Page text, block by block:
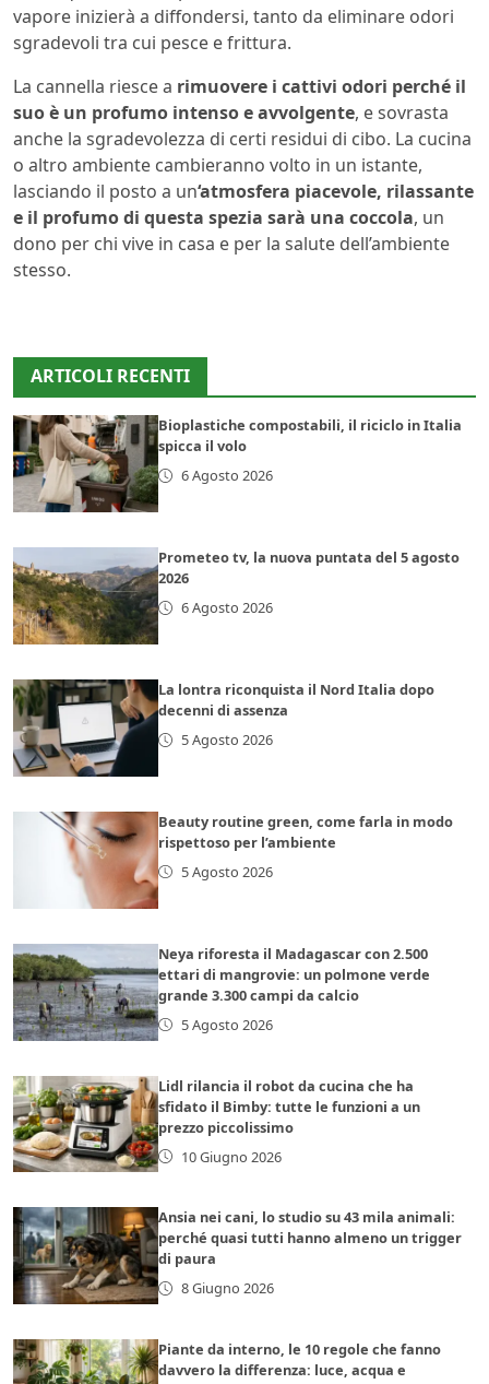
vapore inizierà a diffondersi, tanto da eliminare odori
sgradevoli tra cui pesce e frittura.
La cannella riesce a rimuovere i cattivi odori perché il
suo è un profumo intenso e avvolgente, e sovrasta
anche la sgradevolezza di certi residui di cibo. La cucina
o altro ambiente cambieranno volto in un istante,
lasciando il posto a un‘atmosfera piacevole, rilassante
e il profumo di questa spezia sarà una coccola, un
dono per chi vive in casa e per la salute dell’ambiente
stesso.
ARTICOLI RECENTI
Bioplastiche compostabili, il riciclo in Italia
spicca il volo
6 Agosto 2026
Prometeo tv, la nuova puntata del 5 agosto
2026
6 Agosto 2026
La lontra riconquista il Nord Italia dopo
decenni di assenza
5 Agosto 2026
Beauty routine green, come farla in modo
rispettoso per l’ambiente
5 Agosto 2026
Neya riforesta il Madagascar con 2.500
ettari di mangrovie: un polmone verde
grande 3.300 campi da calcio
5 Agosto 2026
Lidl rilancia il robot da cucina che ha
sfidato il Bimby: tutte le funzioni a un
prezzo piccolissimo
10 Giugno 2026
Ansia nei cani, lo studio su 43 mila animali:
perché quasi tutti hanno almeno un trigger
di paura
8 Giugno 2026
Piante da interno, le 10 regole che fanno
davvero la differenza: luce, acqua e